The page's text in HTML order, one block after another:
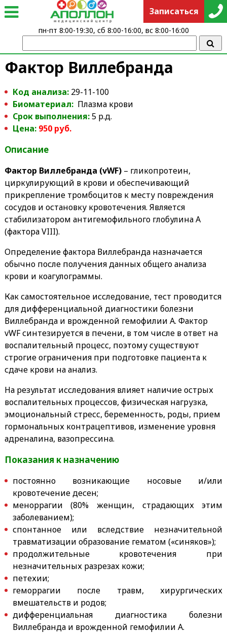
Фактор Виллебранда
Код анализа: 29-11-100
Биоматериал: Плазма крови
Срок выполнения:5 р.д.
Цена: 950 руб.
Описание
Фактор Виллебранда (vWF)– гликопротеин,
циркулирующий в крови и обеспечивающий
прикрепление тромбоцитов к месту повреждения
сосудов и остановку кровотечения. Является
стабилизатором антигемофильного глобулина A
(фактора VIII).
Определение фактора Виллебранда назначается
обычно после получения данных общего анализа
крови и коагулограммы.
Как самостоятельное исследование, тест проводится
для дифференциальной диагностики болезни
Виллебранда и врожденной гемофилии A. Фактор
vWF синтезируется в печени, в том числе в ответ на
воспалительный процесс, поэтому существуют
строгие ограничения при подготовке пациента к
сдаче крови на анализ.
На результат исследования влияет наличие острых
воспалительных процессов, физическая нагрузка,
эмоциональный стресс, беременность, роды, прием
гормональных контрацептивов, изменение уровня
адреналина, вазопрессина.
Показания к назначению
постоянно возникающие носовые и/или
кровотечение десен;
меноррагии (80% женщин, страдающих этим
заболеванием);
спонтанное или вследствие незначительной
травматизации образование гематом («синяков»);
продолжительные кровотечения при
незначительных разрезах кожи;
петехии;
геморрагии после травм, хирургических
вмешательств и родов;
дифференциальная диагностика болезни
Виллебранда и врожденной гемофилии А.
Записаться
пн-пт 8:00-19:30, сб 8:00-16:00, вс 8:00-16:00